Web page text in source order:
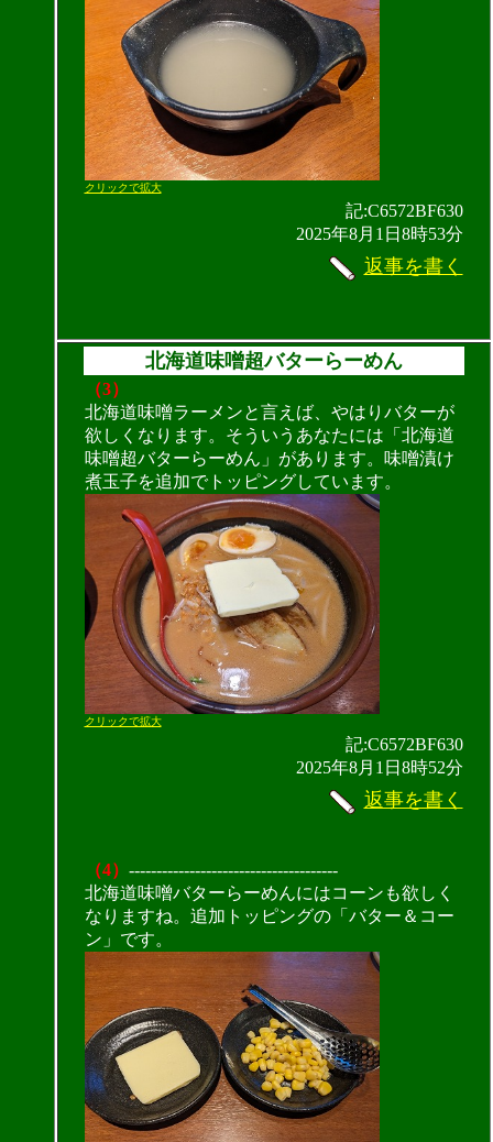
クリックで拡大
記:C6572BF630
2025年8月1日8時53分
返事を書く
北海道味噌超バターらーめん
（3）
北海道味噌ラーメンと言えば、やはりバターが
欲しくなります。そういうあなたには「北海道
味噌超バターらーめん」があります。味噌漬け
煮玉子を追加でトッピングしています。
クリックで拡大
記:C6572BF630
2025年8月1日8時52分
返事を書く
（4） --------------------------------------
北海道味噌バターらーめんにはコーンも欲しく
なりますね。追加トッピングの「バター＆コー
ン」です。